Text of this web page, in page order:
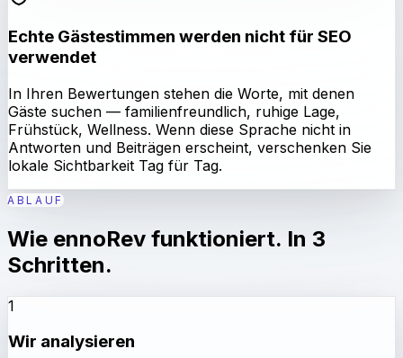
Echte Gästestimmen werden nicht für SEO
verwendet
In Ihren Bewertungen stehen die Worte, mit denen
Gäste suchen — familienfreundlich, ruhige Lage,
Frühstück, Wellness. Wenn diese Sprache nicht in
Antworten und Beiträgen erscheint, verschenken Sie
lokale Sichtbarkeit Tag für Tag.
ABLAUF
Wie ennoRev funktioniert. In 3
Schritten.
1
Wir analysieren